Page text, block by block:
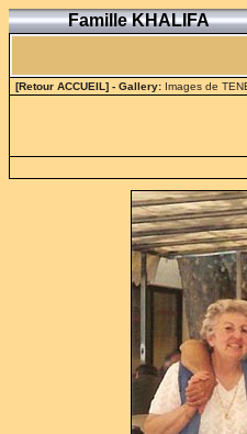
Famille KHALIFA
[Retour ACCUEIL] - Gallery: Images de